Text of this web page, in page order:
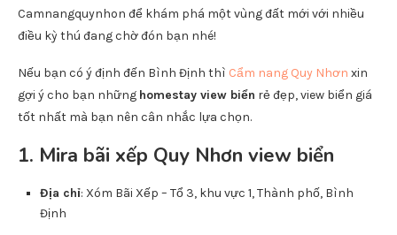
Camnangquynhon để khám phá một vùng đất mới với nhiều
điều kỳ thú đang chờ đón bạn nhé!
Nếu bạn có ý định đến Bình Định thì Cẩm nang Quy Nhơn xin
gợi ý cho bạn những homestay view biển rẻ đẹp, view biển giá
tốt nhất mà bạn nên cân nhắc lựa chọn.
1. Mira bãi xếp Quy Nhơn view biển
Địa chỉ: Xóm Bãi Xếp – Tổ 3, khu vực 1, Thành phố, Bình
Định